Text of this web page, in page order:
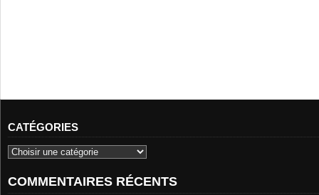
CATÉGORIES
COMMENTAIRES RÉCENTS